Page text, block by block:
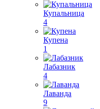
Купальница
4
Купена
1
Лабазник
4
Лаванда
9